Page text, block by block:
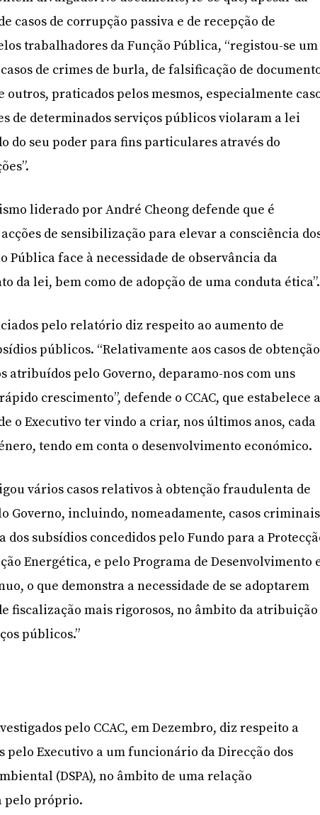
casos de corrupção passiva e de recepção de
trabalhadores da Função Pública, “registou-se um
de crimes de burla, de falsificação de
outros, praticados pelos mesmos, especialmente
de determinados serviços públicos violaram a lei
do seu poder para fins particulares através do
liderado por André Cheong defende que é
de sensibilização para elevar a consciência
Pública face à necessidade de observância da
da lei, bem como de adopção de uma conduta ética”.
pelo relatório diz respeito ao aumento de
públicos. “Relativamente aos casos de obtenção
atribuídos pelo Governo, deparamo-nos com uns
crescimento”, defende o CCAC, que estabelece a
o Executivo ter vindo a criar, nos últimos anos, cada
tendo em conta o desenvolvimento económico.
vários casos relativos à obtenção fraudulenta de
Governo, incluindo, nomeadamente, casos criminais
subsídios concedidos pelo Fundo para a
Energética, e pelo Programa de Desenvolvimento
o que demonstra a necessidade de se adoptarem
fiscalização mais rigorosos, no âmbito da atribuição
públicos.”
pelo CCAC, em Dezembro, diz respeito a
pelo Executivo a um funcionário da Direcção dos
(DSPA), no âmbito de uma relação
pelo próprio.